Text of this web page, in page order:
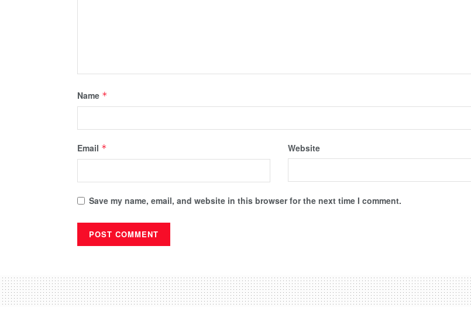
Name *
Email * Website
Save my name, email, and website in this browser for the next time I comment.